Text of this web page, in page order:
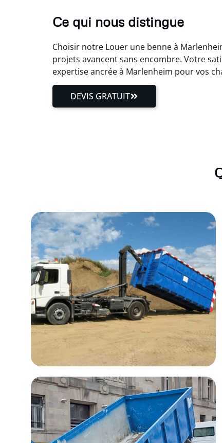
Ce qui nous distingue
Choisir notre Louer une benne à
projets avancent sans encombre. Votre
expertise ancrée à Marlenheim pour vos
DEVIS GRATUIT